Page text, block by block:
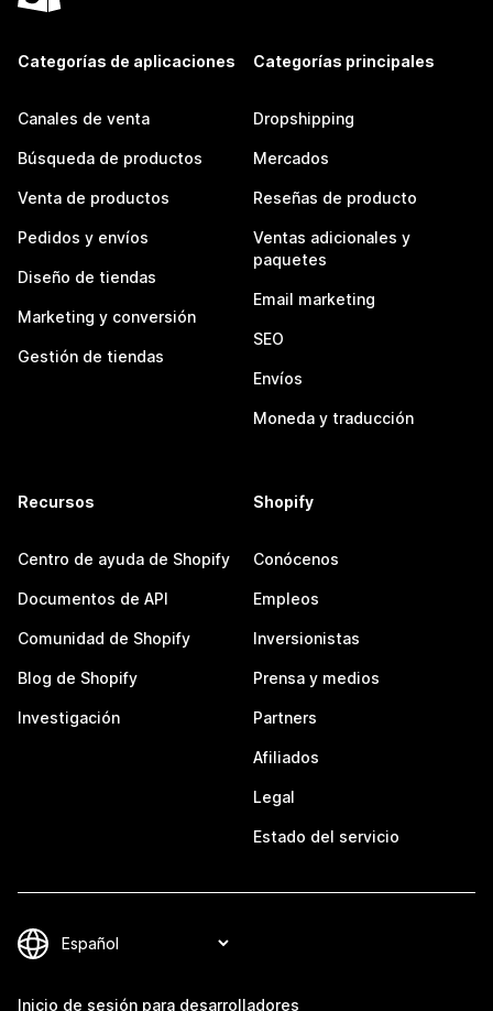
Categorías de aplicaciones
Canales de venta
Búsqueda de productos
Venta de productos
Pedidos y envíos
Diseño de tiendas
Marketing y conversión
Gestión de tiendas
Categorías principales
Dropshipping
Mercados
Reseñas de producto
Ventas adicionales y
paquetes
Email marketing
SEO
Envíos
Moneda y traducción
Recursos
Centro de ayuda de Shopify
Documentos de API
Comunidad de Shopify
Blog de Shopify
Investigación
Shopify
Conócenos
Empleos
Inversionistas
Prensa y medios
Partners
Afiliados
Legal
Estado del servicio
Inicio de sesión para desarrolladores